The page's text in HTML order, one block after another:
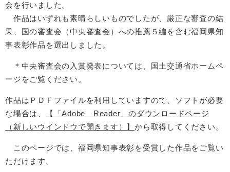
会を行いました。
作品はいずれも素晴らしいものでしたが、厳正な審査の結
果、国の審査会（中央審査会）への推薦５編を含む福岡県知
事表彰作品を選出しました。
＊中央審査会の入賞発表については、国土交通省ホームペ
ージをご覧ください。
作品はＰＤＦファイルを利用していますので、ソフトが必要
な場合は、
【「Adobe Reader」のダウンロードページ
（新しいウインドウで開きます）】 から取得してください。
このページでは、福岡県知事表彰を受賞した作品をご覧い
ただけます。